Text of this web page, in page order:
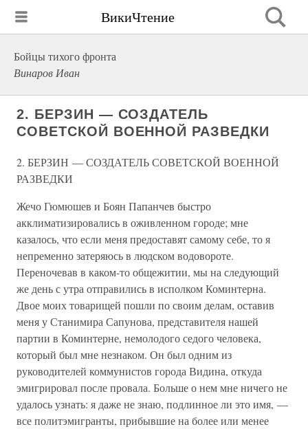
ВикиЧтение
Бойцы тихого фронта
Винаров Иван
2. БЕРЗИН — СОЗДАТЕЛЬ
СОВЕТСКОЙ ВОЕННОЙ РАЗВЕДКИ
2. БЕРЗИН — СОЗДАТЕЛЬ СОВЕТСКОЙ ВОЕННОЙ
РАЗВЕДКИ
Жечо Гюмюшев и Боян Папанчев быстро
акклиматизировались в оживленном городе; мне
казалось, что если меня предоставят самому себе, то я
непременно затеряюсь в людском водовороте.
Переночевав в каком-то общежитии, мы на следующий
же день с утра отправились в исполком Коминтерна.
Двое моих товарищей пошли по своим делам, оставив
меня у Станимира Сапунова, представителя нашей
партии в Коминтерне, немолодого седого человека,
который был мне незнаком. Он был одним из
руководителей коммунистов города Видина, откуда
эмигрировал после провала. Больше о нем мне ничего не
удалось узнать: я даже не знаю, подлинное ли это имя, —
все политэмигранты, прибывшие на более или менее